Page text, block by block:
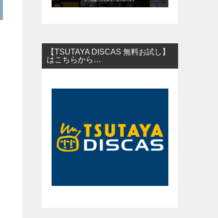
【TSUTAYA DISCAS 無料お試し】
はこちらから…